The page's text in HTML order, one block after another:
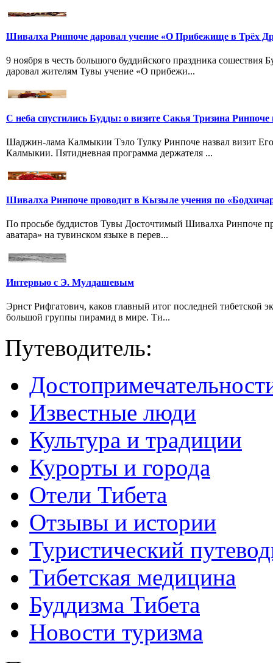
Шивалха Ринпоче даровал учение «О Прибежище в Трёх
9 ноября в честь большого буддийского праздника
даровал жителям Тувы учение «О прибежи...
С неба спустились Будды: о визите Сакья Тризина Ринпоче
Шаджин-лама Калмыкии Тэло Тулку Ринпоче назвал визит
Калмыкии. Пятидневная программа держателя ...
Шивалха Ринпоче проводит в Кызыле учения по
По просьбе буддистов Тувы Досточтимый Шивалха Ринпоче
аватара» на тувинском языке в перев...
Интервью с Э. Мулдашевым
Эрнст Рифгатович, каков главный итог последней
большой группы пирамид в мире. Ти...
Путеводитель:
Известные люди
Культура и традиции
Курорты и города
Отели Тибета
Отзывы и истории
Туристический
Тибетская медицина
Буддизма Тибета
Новости туризма